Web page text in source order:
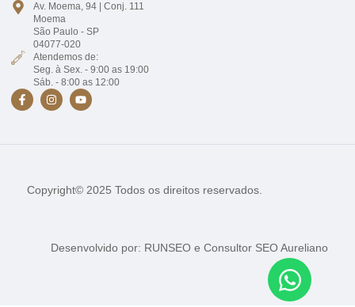
Av. Moema, 94 | Conj. 111
Moema
São Paulo - SP
04077-020
Atendemos de:
Seg. à Sex. - 9:00 as 19:00
Sáb. - 8:00 as 12:00
Copyright© 2025 Todos os direitos reservados.
Desenvolvido por: RUNSEO e Consultor SEO Aureliano